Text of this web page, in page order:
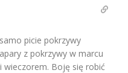
picie pokrzywy
z pokrzywy w marcu
wieczorem. Boję się robić